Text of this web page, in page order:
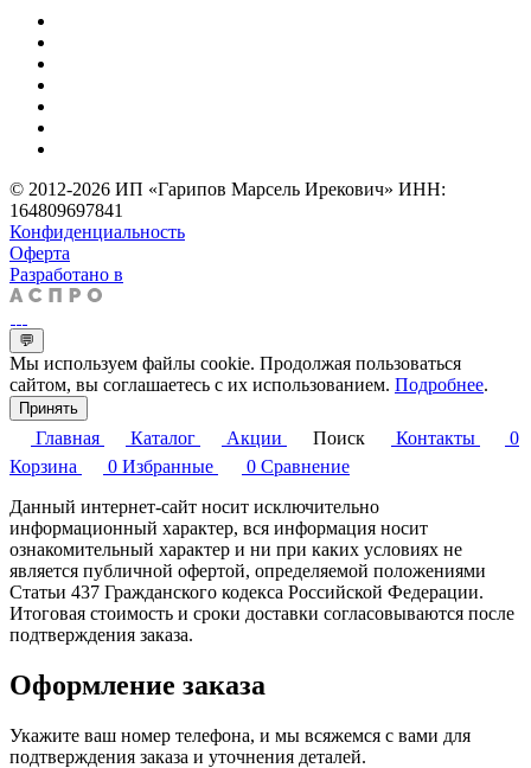
© 2012-2026 ИП «Гарипов Марсель Ирекович» ИНН:
164809697841
Конфиденциальность
Оферта
Разработано в
💬
Мы используем файлы cookie. Продолжая пользоваться
сайтом, вы соглашаетесь с их использованием. Подробнее.
Принять
Главная Каталог Акции Поиск Контакты
0
Корзина
0 Избранные 0 Сравнение
Данный интернет-сайт носит исключительно
информационный характер, вся информация носит
ознакомительный характер и ни при каких условиях не
является публичной офертой, определяемой положениями
Статьи 437 Гражданского кодекса Российской Федерации.
Итоговая стоимость и сроки доставки согласовываются после
подтверждения заказа.
Оформление заказа
Укажите ваш номер телефона, и мы всяжемся с вами для
подтверждения заказа и уточнения деталей.